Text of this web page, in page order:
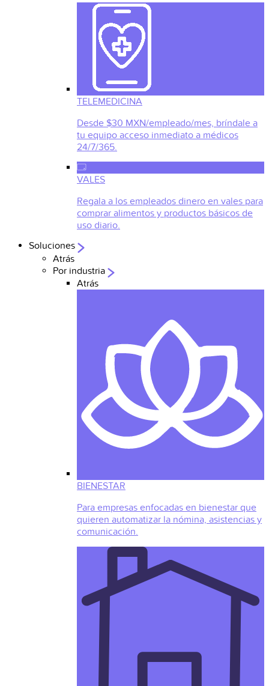
TELEMEDICINA
Desde $30 MXN/empleado/mes, bríndale a
tu equipo acceso inmediato a médicos
24/7/365.
VALES
Regala a los empleados dinero en vales para
comprar alimentos y productos básicos de
uso diario.
Soluciones
Atrás
Por industria
Atrás
BIENESTAR
Para empresas enfocadas en bienestar que
quieren automatizar la nómina, asistencias y
comunicación.